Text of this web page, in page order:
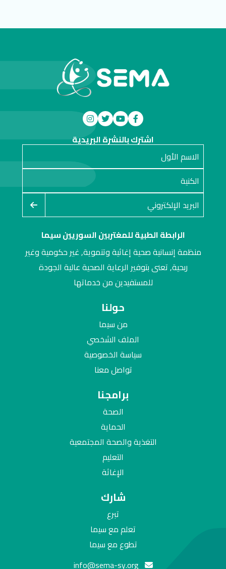
الرابطة الطبية للمغتربين السوريين سيما
منظمة إنسانية صحية إغاثية وتنموية, غير حكومية وغير
ربحية, تعنى بتوفير الرعاية الصحية عالية الجودة
للمستفيدين من خدماتها
info@sema-sy.org
اشترك بالنشرة البريدية
حولنا
من سيما
الملف الشخصي
سياسة الخصوصية
تواصل معنا
برامجنا
الصحة
الحماية
التغذية والصحة المجتمعية
التعليم
الإغاثة
شارك
تبرع
تعلم مع سيما
تطوع مع سيما